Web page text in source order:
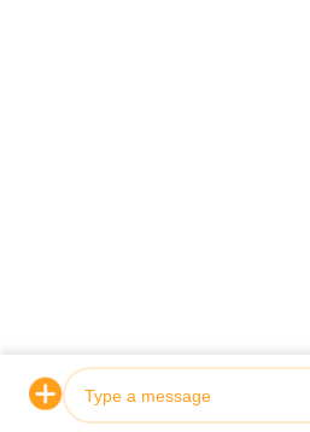
Política de privacidadChina buena
Proveedor. Derecho de autor 2020-
INTELLIGENT EQUIPMENT CO., LTD